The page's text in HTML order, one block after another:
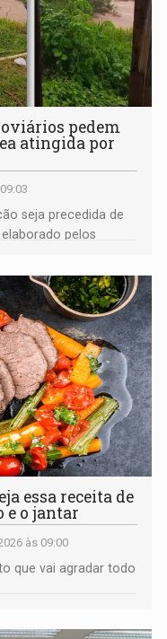
pedem
atingida por
seja precedida de
pelos
essa receita de
e o jantar
às 09:00
que vai agradar todo